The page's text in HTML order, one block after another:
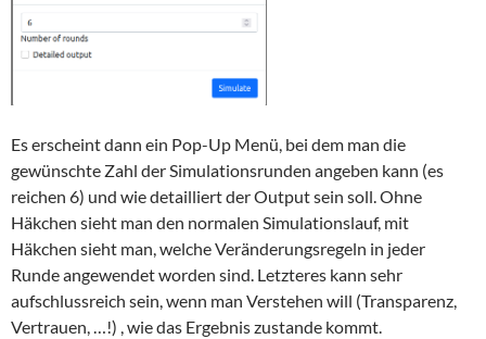
Es erscheint dann ein Pop-Up Menü, bei dem man die
gewünschte Zahl der Simulationsrunden angeben kann (es
reichen 6) und wie detailliert der Output sein soll. Ohne
Häkchen sieht man den normalen Simulationslauf, mit
Häkchen sieht man, welche Veränderungsregeln in jeder
Runde angewendet worden sind. Letzteres kann sehr
aufschlussreich sein, wenn man Verstehen will (Transparenz,
Vertrauen, …!) , wie das Ergebnis zustande kommt.